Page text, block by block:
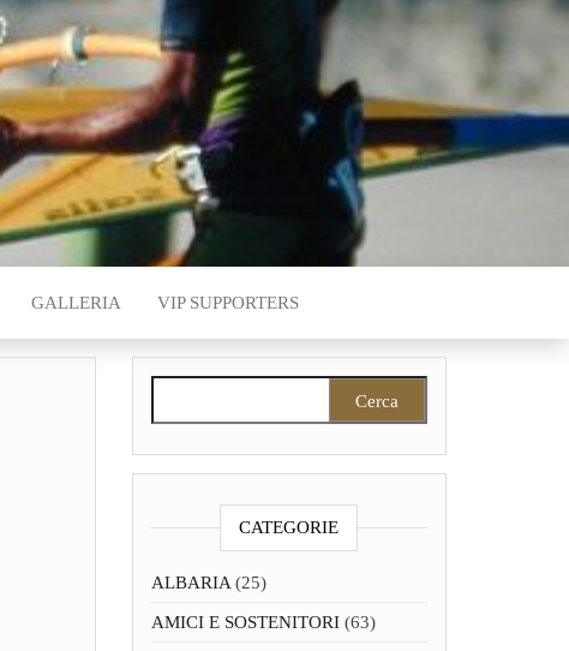
GALLERIA VIP SUPPORTERS
CATEGORIE
ALBARIA(25)
AMICI E SOSTENITORI(63)